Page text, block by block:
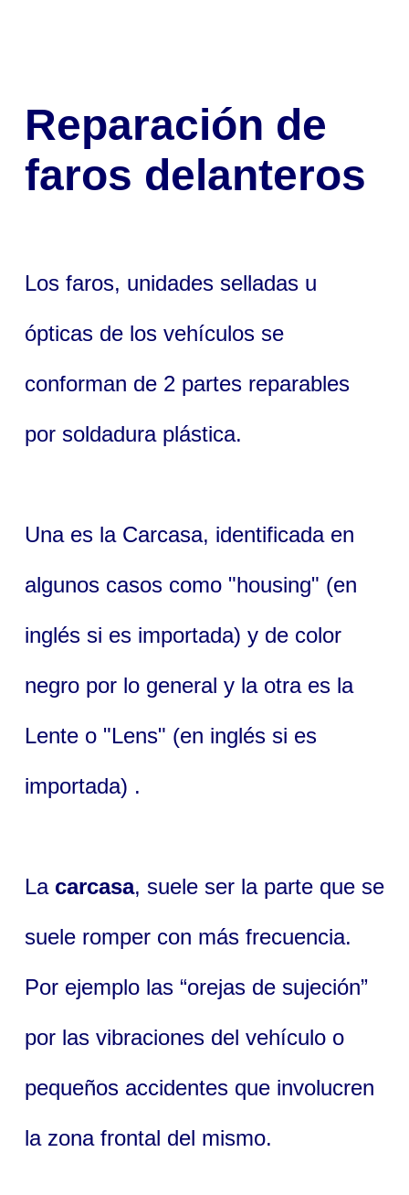
Reparación de
faros delanteros
Los faros, unidades selladas u
ópticas de los vehículos se
conforman de 2 partes reparables
por soldadura plástica.
Una es la Carcasa, identificada en
algunos casos como "housing" (en
inglés si es importada) y de color
negro por lo general y la otra es la
Lente o "Lens" (en inglés si es
importada) .
La carcasa, suele ser la parte que se
suele romper con más frecuencia.
Por ejemplo las “orejas de sujeción”
por las vibraciones del vehículo o
pequeños accidentes que involucren
la zona frontal del mismo.